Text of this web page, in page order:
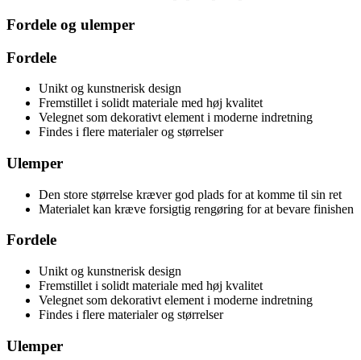
Fordele og ulemper
Fordele
Unikt og kunstnerisk design
Fremstillet i solidt materiale med høj kvalitet
Velegnet som dekorativt element i moderne indretning
Findes i flere materialer og størrelser
Ulemper
Den store størrelse kræver god plads for at komme til sin ret
Materialet kan kræve forsigtig rengøring for at bevare finishen
Fordele
Unikt og kunstnerisk design
Fremstillet i solidt materiale med høj kvalitet
Velegnet som dekorativt element i moderne indretning
Findes i flere materialer og størrelser
Ulemper